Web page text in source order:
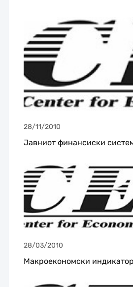
28/11/2010
Јавниот финансиски
28/03/2010
Макроекономски